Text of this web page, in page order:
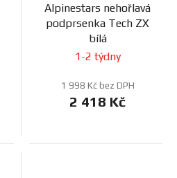
Alpinestars nehořlavá
podprsenka Tech ZX
bílá
1-2 týdny
1 998 Kč bez DPH
2 418 Kč